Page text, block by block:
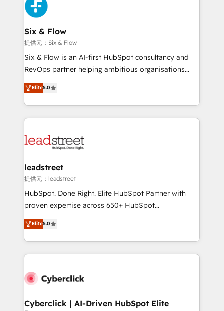
Onboarding Accredited 🔐 ISO27001 & ISO9001
Certified
and Customer First Awards, 4.9/5 rating in HubSpot
Reviews and 4.9/5 rating in Clutch Reviews. Digifianz
helps the following industries: logistics & 3PL, home
improvement & construction, branding and
commercialization, real estate, health, education,
SaaS, Software Dev & IT and consulting, make the
the United States, EU, UAE, Mexico and Latin
America. From casual user to super fan: make
Six & Flow
提供元：Six & Flow
Six & Flow is an AI-first HubSpot consultancy and
RevOps partner helping ambitious organisations
grow with clarity, confidence, and intelligence.
Operating across the UK, Netherlands, Ireland, and
Canada, we’ve delivered thousands of successful
HubSpot projects for mid-market and enterprise
combine HubSpot, data, and AI to design connected
and technology for predictable, scalable revenue
growth. Our expertise spans RevOps, CRM and data
architecture, AI enablement, and strategic marketing,
delivered through our proprietary FLAIR framework
Partner and ISO 27001:2022 certified consultancy,
we blend strategy, creativity, and technology to help
Elite5.0
leadstreet
提供元：leadstreet
HubSpot. Done Right. Elite HubSpot Partner with
proven expertise across 650+ HubSpot
implementations. With 12+ years of HubSpot
experience, we help you use the HubSpot platform
to its fullest capacity, improve your current HubSpot
website, or build your new one.
Elite5.0
Cyberclick | AI-Driven HubSpot Elite